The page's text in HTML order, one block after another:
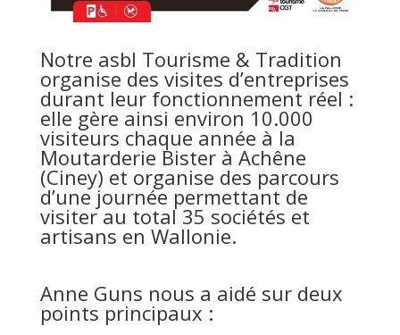
Notre asbl Tourisme & Tradition
organise des visites d’entreprises
durant leur fonctionnement réel :
elle gère ainsi environ 10.000
visiteurs chaque année à la
Moutarderie Bister à Achêne
(Ciney) et organise des parcours
d’une journée permettant de
visiter au total 35 sociétés et
artisans en Wallonie.
Anne Guns nous a aidé sur deux
points principaux :